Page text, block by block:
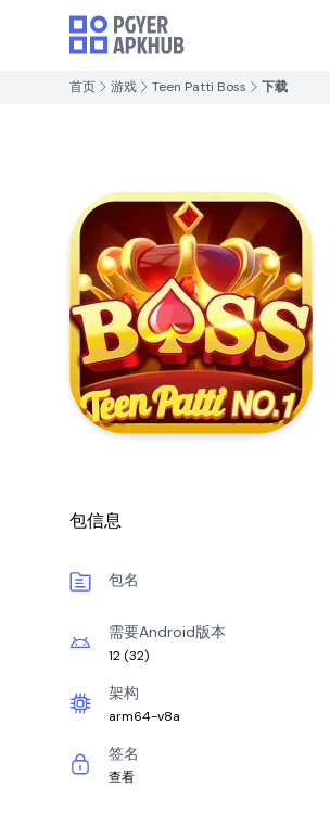
首页 游戏 Teen Patti Boss 下载
包信息
包名
需要Android版本
12 (32)
架构
arm64-v8a
签名
查看